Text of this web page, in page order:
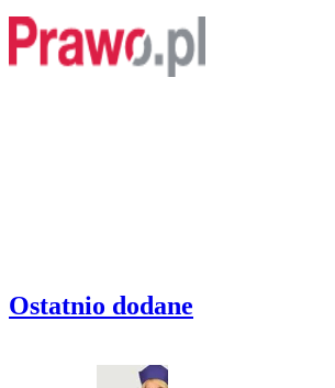
Ostatnio dodane